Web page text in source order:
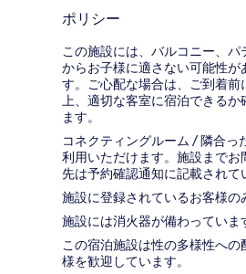
ポリシー
この施設には、バルコニー、
からお子様に適さない可能性が
す。ご心配な場合は、ご到着
上、適切な客室に宿泊できるか
ます。
コネクティングルーム / 隣合っ
利用いただけます。施設まで
先は予約確認通知に記載されて
施設に登録されているお客様の
施設には消火器が備わっていま
この宿泊施設は性の多様性への
様を歓迎しています。